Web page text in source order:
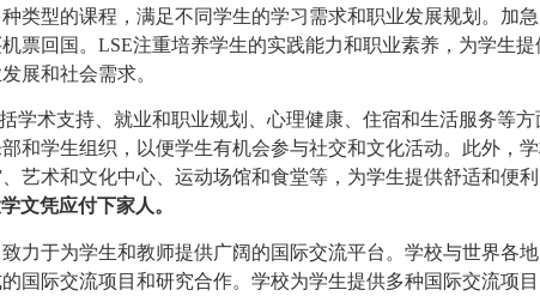
类型的课程，满足不同学生的学习需求和职业发展规划。加
票回国。LSE注重培养学生的实践能力和职业素养，为学生
展和社会需求。
学术支持、就业和职业规划、心理健康、住宿和生活服务等
和学生组织，以便学生有机会参与社交和文化活动。此外，
艺术和文化中心、运动场馆和食堂等，为学生提供舒适和便
文凭应付下家人。
力于为学生和教师提供广阔的国际交流平台。学校与世界各
国际交流项目和研究合作。学校为学生提供多种国际交流项目